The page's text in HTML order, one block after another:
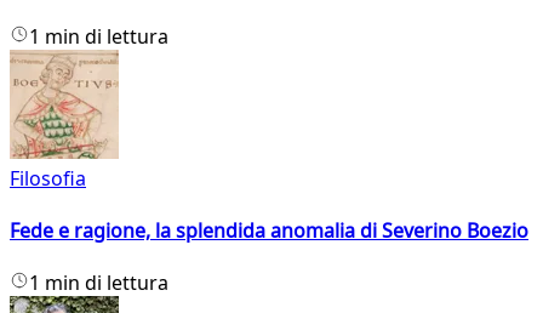
1 min di lettura
Filosofia
Fede e ragione, la splendida anomalia di Severino Boezio
1 min di lettura